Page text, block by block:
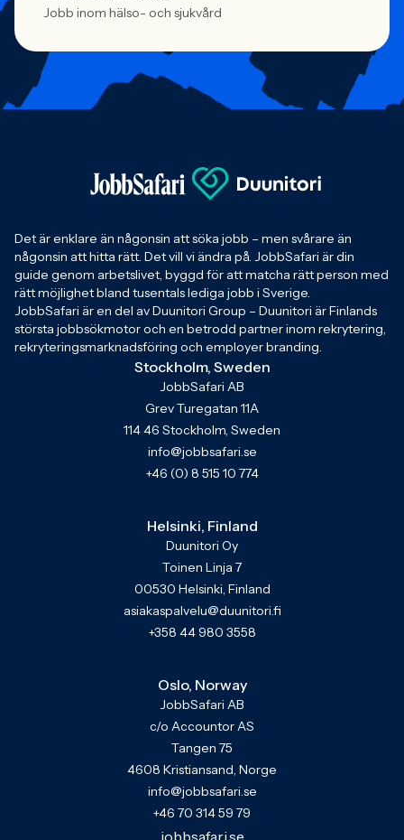
Jobb inom hälso- och sjukvård
Det är enklare än någonsin att söka jobb – men svårare än
någonsin att hitta rätt. Det vill vi ändra på. JobbSafari är din
guide genom arbetslivet, byggd för att matcha rätt person med
rätt möjlighet bland tusentals lediga jobb i Sverige.
JobbSafari är en del av Duunitori Group – Duunitori är Finlands
största jobbsökmotor och en betrodd partner inom rekrytering,
rekryteringsmarknadsföring och employer branding.
Stockholm, Sweden
JobbSafari AB
Grev Turegatan 11A
114 46 Stockholm, Sweden
info@jobbsafari.se
+46 (0) 8 515 10 774
Helsinki, Finland
Duunitori Oy
Toinen Linja 7
00530 Helsinki, Finland
asiakaspalvelu@duunitori.fi
+358 44 980 3558
Oslo, Norway
JobbSafari AB
c/o Accountor AS
Tangen 75
4608 Kristiansand, Norge
info@jobbsafari.se
+46 70 314 59 79
jobbsafari.se